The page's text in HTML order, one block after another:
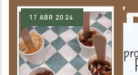
17 ABR 2024